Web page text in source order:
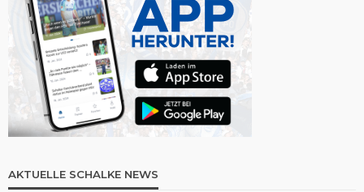
AKTUELLE SCHALKE NEWS